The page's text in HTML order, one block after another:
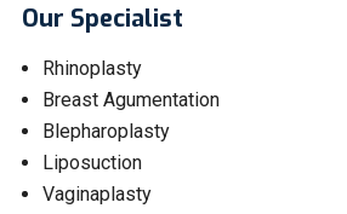
Our Specialist
Rhinoplasty
Breast Agumentation
Blepharoplasty
Liposuction
Vaginaplasty